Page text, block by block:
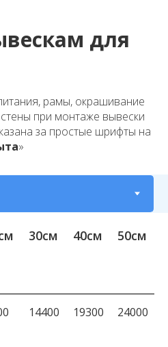
для
рамы, окрашивание
при монтаже вывески
за простые шрифты на
»
30см 40см 50см
14400 19300 24000